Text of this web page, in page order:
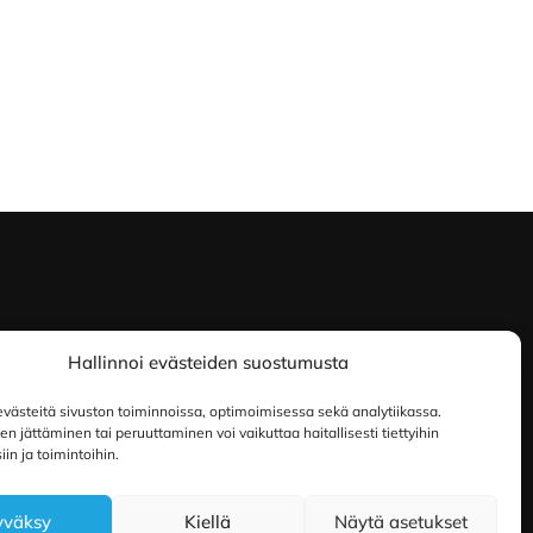
Hallinnoi evästeiden suostumusta
sivuston toiminnoissa, optimoimisessa sekä analytiikassa.
jättäminen tai peruuttaminen voi vaikuttaa haitallisesti tiettyihin
ja toimintoihin.
Kiellä Näytä asetukset